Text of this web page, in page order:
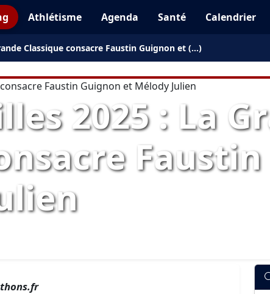
Athlétisme Agenda Santé Calendrier
Classique consacre Faustin Guignon et (…)
2025 : La